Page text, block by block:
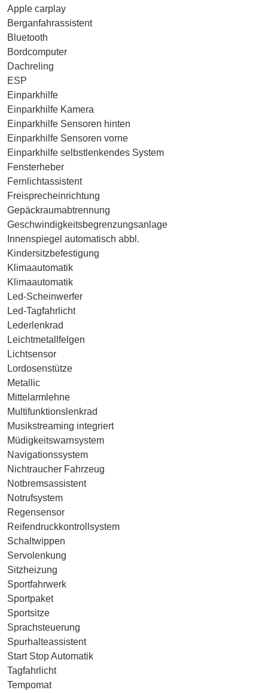
Apple carplay
Berganfahrassistent
Bluetooth
Bordcomputer
Dachreling
ESP
Einparkhilfe
Einparkhilfe Kamera
Einparkhilfe Sensoren hinten
Einparkhilfe Sensoren vorne
Einparkhilfe selbstlenkendes System
Fensterheber
Fernlichtassistent
Freisprecheinrichtung
Gepäckraumabtrennung
Geschwindigkeitsbegrenzungsanlage
Innenspiegel automatisch abbl.
Kindersitzbefestigung
Klimaautomatik
Klimaautomatik
Led-Scheinwerfer
Led-Tagfahrlicht
Lederlenkrad
Leichtmetallfelgen
Lichtsensor
Lordosenstütze
Metallic
Mittelarmlehne
Multifunktionslenkrad
Musikstreaming integriert
Müdigkeitswarnsystem
Navigationssystem
Nichtraucher Fahrzeug
Notbremsassistent
Notrufsystem
Regensensor
Reifendruckkontrollsystem
Schaltwippen
Servolenkung
Sitzheizung
Sportfahrwerk
Sportpaket
Sportsitze
Sprachsteuerung
Spurhalteassistent
Start Stop Automatik
Tagfahrlicht
Tempomat